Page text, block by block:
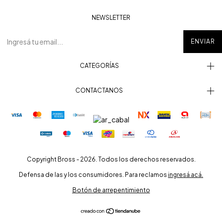
NEWSLETTER
CATEGORÍAS
CONTACTANOS
Copyright Bross - 2026. Todos los derechos reservados.
Defensa de las y los consumidores. Para reclamos ingresá acá.
Botón de arrepentimiento